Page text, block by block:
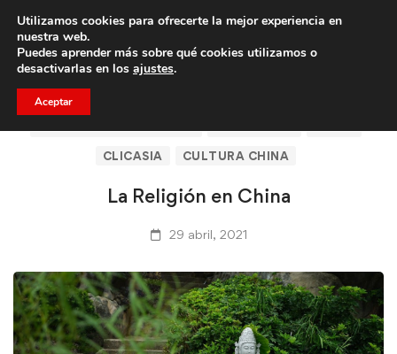
Trae a un amigo y llevaos un total de 75€ de descuento.
CLICASIA
CULTURA CHINA
La Religión en China
29 abril, 2021
Utilizamos cookies para ofrecerte la mejor experiencia en
nuestra web.
Puedes aprender más sobre qué cookies utilizamos o
desactivarlas en los ajustes.
Aceptar